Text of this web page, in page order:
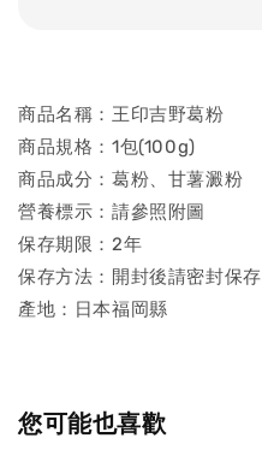
商品名稱：王印吉野葛粉
商品規格：1包(100g)
商品成分：葛粉、甘薯澱粉
營養標示：請參照附圖
保存期限：2年
保存方法：開封後請密封保存
產地：日本福岡縣
您可能也喜歡